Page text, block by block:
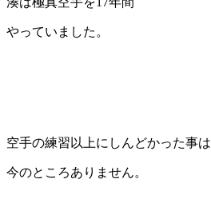
やっていました。
空手の練習以上にしんどかった事は
今のところありません。